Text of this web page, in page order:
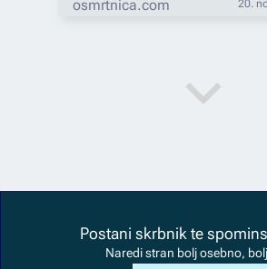
osmrtnica.com 20.
Postani skrbnik te
Naredi stran bolj osebno,